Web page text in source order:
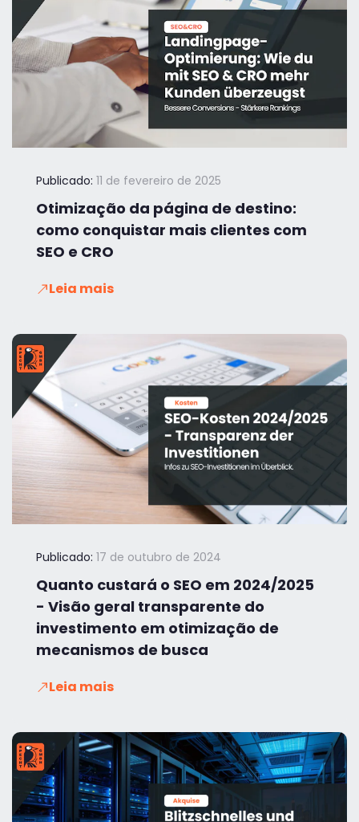
Publicado: 11 de fevereiro de 2025
Otimização da página de destino:
como conquistar mais clientes com
SEO e CRO
Leia mais
Publicado: 17 de outubro de 2024
Quanto custará o SEO em 2024/2025
- Visão geral transparente do
investimento em otimização de
mecanismos de busca
Leia mais